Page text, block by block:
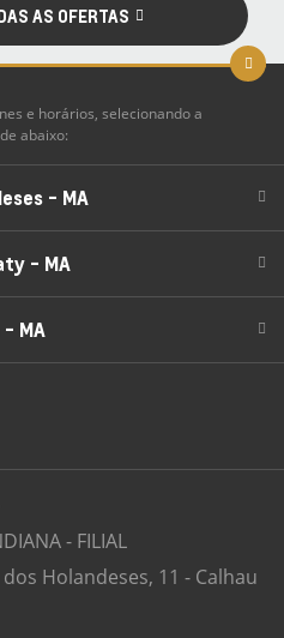
AS OFERTAS
e horários, selecionando a
abaixo:
- MA
- MA
- MA
- FILIAL
Holandeses, 11 - Calhau